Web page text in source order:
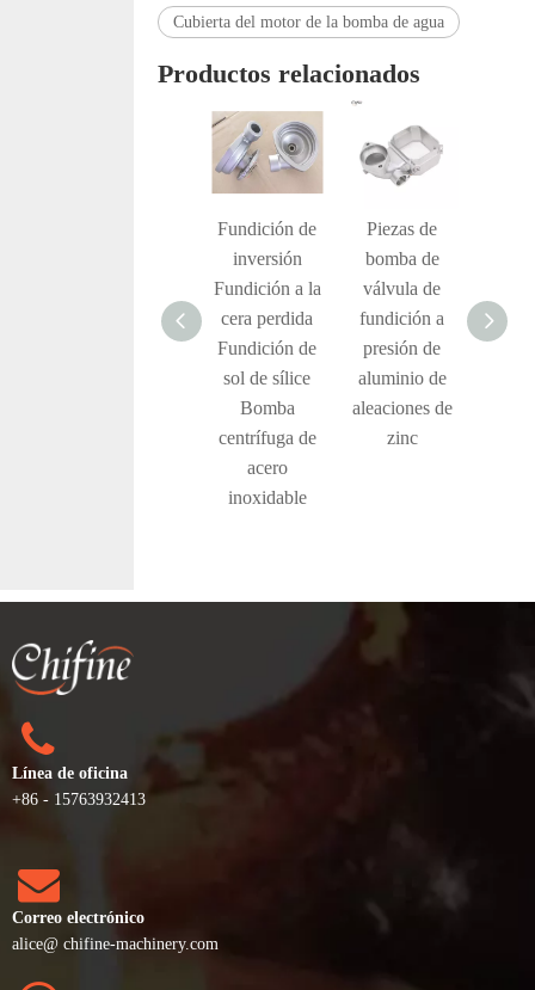
Cubierta del motor de la bomba de agua
Productos relacionados
cera perdida
Fundición de
inversión
Fundición a la
cera perdida
Fundición de
sol de sílice
Bomba
centrífuga de
acero
inoxidable
Piezas de
bomba de
válvula de
fundición a
presión de
aluminio de
aleaciones de
zinc
Línea de oficina
+86 - 15763932413
Correo electrónico
alice@ chifine-machinery.com